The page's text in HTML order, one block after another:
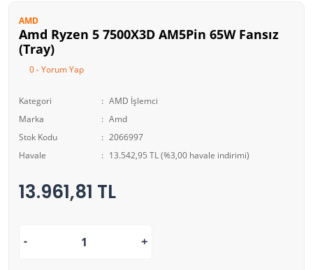
AMD
Amd Ryzen 5 7500X3D AM5Pin 65W Fansız
(Tray)
0 - Yorum Yap
Kategori
AMD İşlemci
Marka
Amd
Stok Kodu
2066997
Havale
13.542,95 TL (%3,00 havale indirimi)
13.961,81 TL